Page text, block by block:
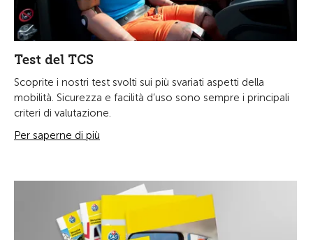
Test del TCS
Scoprite i nostri test svolti sui più svariati aspetti della
mobilità. Sicurezza e facilità d’uso sono sempre i principali
criteri di valutazione.
Per saperne di più